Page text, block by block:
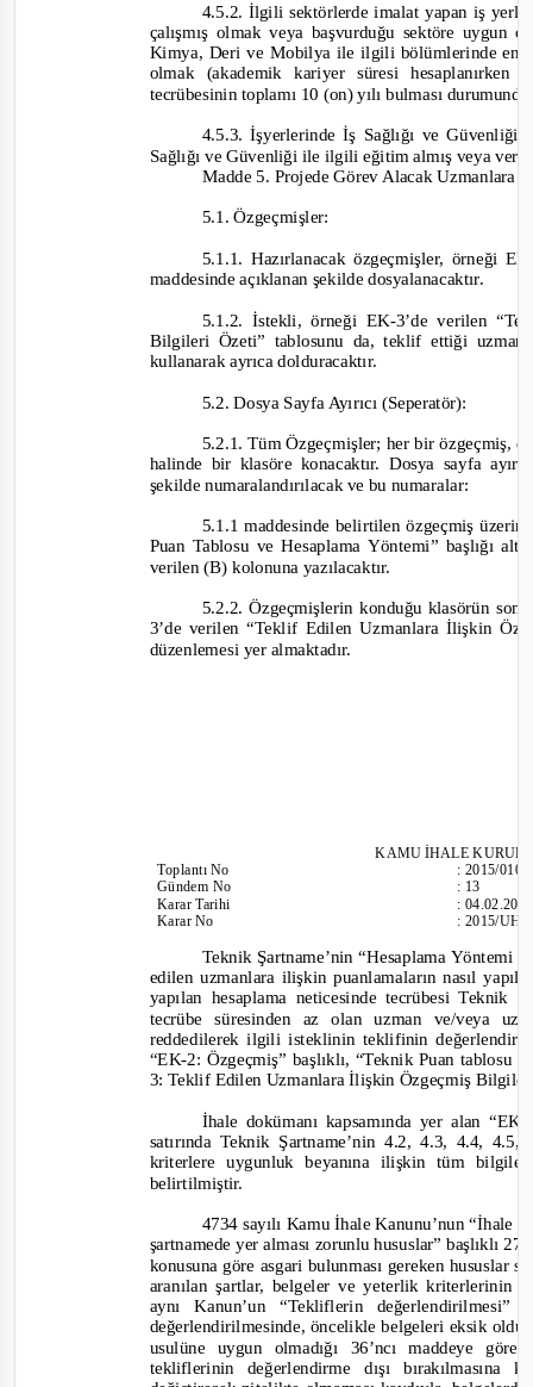
4.5.2. İlgili sektörlerde imalat yapan iş
çalışmış olmak veya başvurduğu sektöre
Kimya, Deri ve Mobilya ile ilgili bölümlerinde en
olmak (akademik kariyer süresi
tecrübesinin toplamı 10 (on) yılı bulması
4.5.3. İşyerlerinde İş Sağlığı ve
Sağlığı ve Güvenliği ile ilgili eğitim almış veya
Madde 5. Projede Görev Alacak
5.1. Özgeçmişler:
5.1.1. Hazırlanacak özgeçmişler, örneği EK
maddesinde açıklanan şekilde dosyalanacaktır.
5.1.2. İstekli, örneği EK-3’de verilen
Bilgileri Özeti” tablosunu da, teklif ettiği
kullanarak ayrıca dolduracaktır.
5.2. Dosya Sayfa Ayırıcı (Seperatör):
5.2.1. Tüm Özgeçmişler; her bir özgeçmiş,
halinde bir klasöre konacaktır. Dosya sayfa
şekilde numaralandırılacak ve bu numaralar:
5.1.1 maddesinde belirtilen özgeçmiş
Puan Tablosu ve Hesaplama Yöntemi” başlığı
verilen (B) kolonuna yazılacaktır.
5.2.2. Özgeçmişlerin konduğu klasörün son
3’de verilen “Teklif Edilen Uzmanlara İlişkin
düzenlemesi yer almaktadır.
KAMU İHALE
ToplantıNo
Gündem No
Karar Tarihi
Karar No
:2015/010
: 13
:
:2015/
Teknik Şartname’nin “Hesaplama Yöntemi
edilen uzmanlara ilişkin puanlamaların nasıl
yapılan hesaplama neticesinde tecrübesi Teknik
tecrübe süresinden az olan uzman ve/veya
reddedilerek ilgili isteklinin teklifinin
“EK-2: Özgeçmiş” başlıklı, “Teknik Puan tablosu
3: Teklif Edilen Uzmanlara İlişkin Özgeçmiş
İhale dokümanı kapsamında yer alan “EK
satırında Teknik Şartname’nin 4.2, 4.3, 4.4,
kriterlere uygunluk beyanına ilişkin tüm
belirtilmiştir.
4734 sayılı Kamu İhale Kanunu’nun
şartnamede yer alması zorunlu hususlar” başlıklı
konusuna göre asgari bulunması gereken
aranılan şartlar, belgeler ve yeterlik kriterlerinin
aynı Kanun’un “Tekliflerin
değerlendirilmesinde, öncelikle belgeleri eksik
usulüne uygun olmadığı 36’ncı maddeye
tekliflerinin değerlendirme dışı